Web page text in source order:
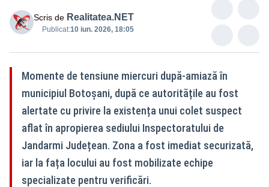
Scris de Realitatea.NET
Publicat:10 iun. 2026, 18:05
Momente de tensiune miercuri după-amiază în
municipiul Botoșani, după ce autoritățile au fost
alertate cu privire la existența unui colet suspect
aflat în apropierea sediului Inspectoratului de
Jandarmi Județean. Zona a fost imediat securizată,
iar la fața locului au fost mobilizate echipe
specializate pentru verificări.